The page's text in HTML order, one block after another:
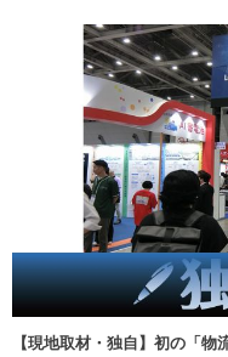
【現地取材・独自】初の「